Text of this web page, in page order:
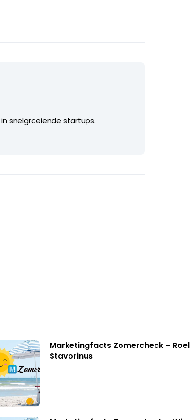
snelgroeiende startups.
Marketingfacts Zomercheck – Roel
Stavorinus